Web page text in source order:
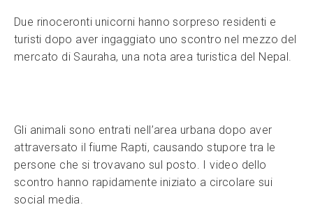
Due rinoceronti unicorni hanno sorpreso residenti e
turisti dopo aver ingaggiato uno scontro nel mezzo del
mercato di Sauraha, una nota area turistica del Nepal.
Gli animali sono entrati nell’area urbana dopo aver
attraversato il fiume Rapti, causando stupore tra le
persone che si trovavano sul posto. I video dello
scontro hanno rapidamente iniziato a circolare sui
social media.